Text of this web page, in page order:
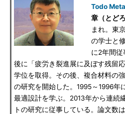
Todo
章（とど
まれ。東
の学士と
に2年間
後に「疲労き裂進展に及ぼす残留
学位を取得。その後、複合材料の
の研究を開始した。1995～1996年
最適設計を学ぶ。2013年から連続
トの研究に従事している。論文数